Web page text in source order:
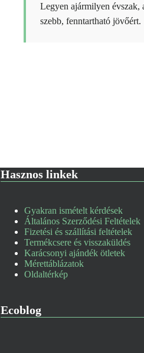
Legyen ajármilyen évszak,
szebb, fenntartható jövőért.
Hasznos linkek
Gyakran ismételt kérdések
Általános Szerződési Feltételek
Fizetési és szállítási feltételek
Termékcsere és visszaküldés
Karácsonyi ajándék ötletek
Mérettáblázatok
Oldaltérkép
Ecoblog